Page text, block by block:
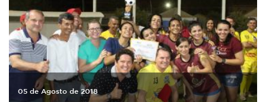
05 de Agosto de 2018